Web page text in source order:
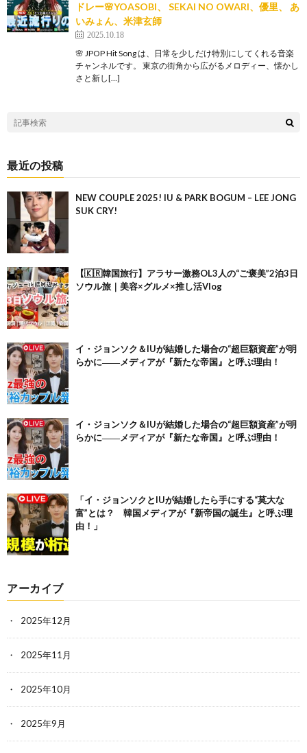
ドレー🌸YOASOBI、 SEKAI NO OWARI、優里、 あ
いみょん、米津玄師
2025.10.18
🌸 JPOP Hit Song は、日常を少しだけ特別にしてくれる音楽
チャンネルです。 東京の街角から広がるメロディー、懐かし
さと新し[…]
最近の投稿
NEW COUPLE 2025! IU & PARK BOGUM – LEE JONG
SUK CRY!
【🇰🇷韓国旅行】アラサー激務OL3人の“ご褒美”2泊3日
ソウル旅｜美容×グルメ×推し活Vlog
イ・ジョンソク＆IUが結婚した場合の“超巨額資産”が明
らかに――メディアが『新たな帝国』と呼ぶ理由！
イ・ジョンソク＆IUが結婚した場合の“超巨額資産”が明
らかに――メディアが『新たな帝国』と呼ぶ理由！
「イ・ジョンソクとIUが結婚したら手にする“莫大な
富”とは？ 韓国メディアが『新帝国の誕生』と呼ぶ理
由！」
アーカイブ
2025年12月
2025年11月
2025年10月
2025年9月